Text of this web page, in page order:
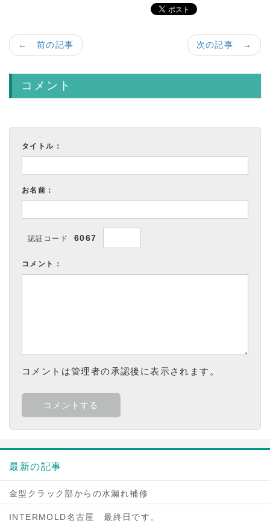
次の記事 →
← 前の記事
コメント
タイトル：
お名前：
認証コード 6067
コメント：
コメントは管理者の承認後に表示されます。
最新の記事
金型クラック部からの水漏れ補修
INTERMOLD名古屋 最終日です。